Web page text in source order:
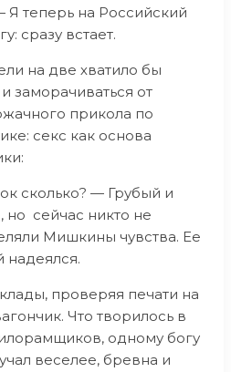
теперь на Российский
сразу встает.
на две хватило бы
заморачиваться от
прикола по
секс как основа
сколько? — Грубый и
сейчас никто не
Мишкины чувства. Ее
надеялся.
проверяя печати на
Что творилось в
одному богу
веселее, бревна и